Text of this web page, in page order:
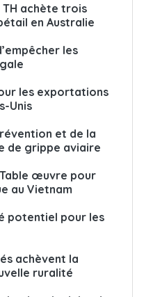
achète trois
en Australie
les
les exportations
Unis
et de la
de grippe aviaire
œuvre pour
au Vietnam
potentiel pour les
achèvent la
ruralité